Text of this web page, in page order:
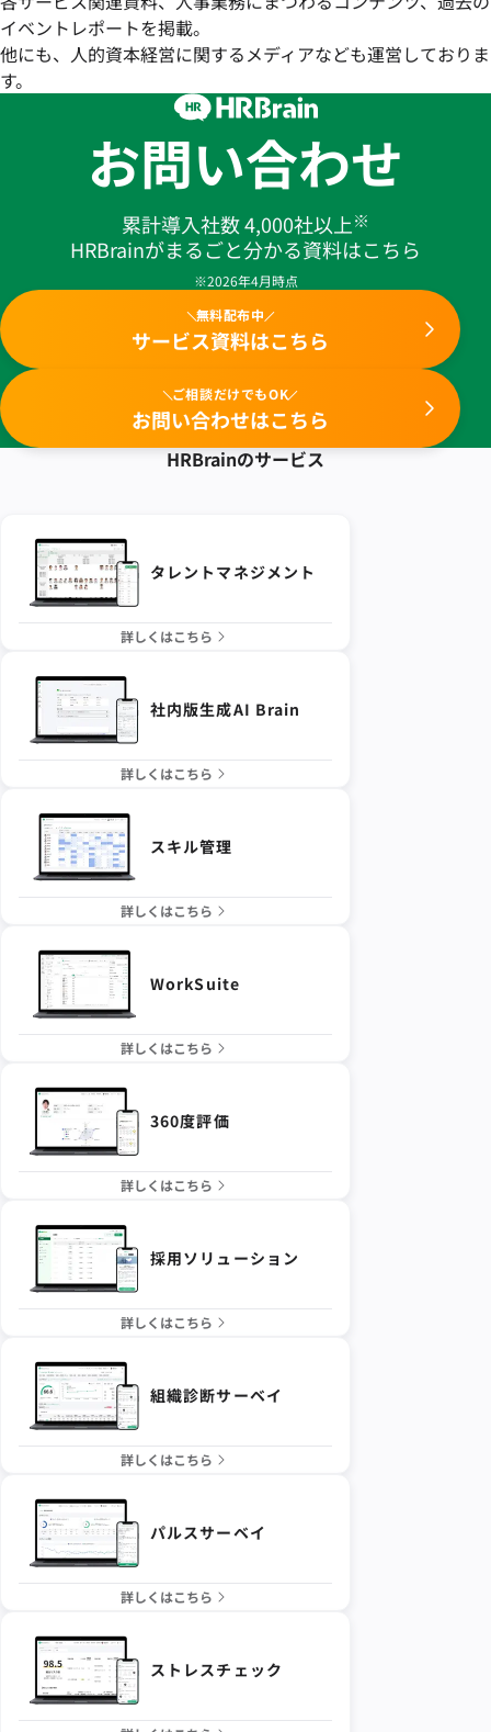
イベントレポートを掲載。
他にも、人的資本経営に関するメディアなども運営しておりま
す。
お問い合わせ
累計導入社数 4,000社以上※
HRBrainがまるごと分かる資料はこちら
※2026年4月時点
無料配布中
サービス資料はこちら
ご相談だけでもOK
お問い合わせはこちら
HRBrainのサービス
タレントマネジメント
詳しくはこちら
社内版生成AI Brain
詳しくはこちら
スキル管理
詳しくはこちら
WorkSuite
詳しくはこちら
360度評価
詳しくはこちら
採用ソリューション
詳しくはこちら
組織診断サーベイ
詳しくはこちら
パルスサーベイ
詳しくはこちら
ストレスチェック